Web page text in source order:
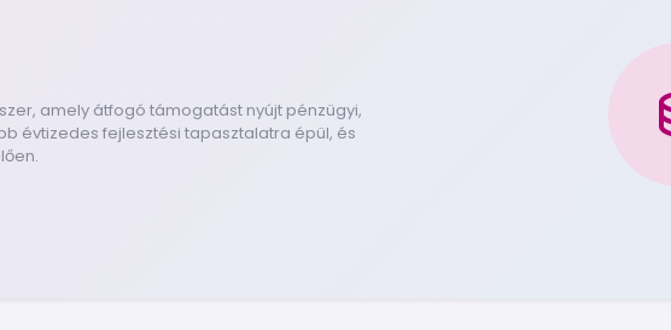
amely átfogó támogatást nyújt pénzügyi,
évtizedes fejlesztési tapasztalatra épül, és